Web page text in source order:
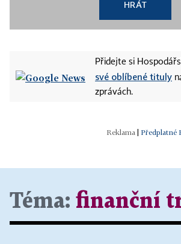
HRÁT
Přidejte si
své oblíbené tituly
zprávách.
Předplatné
Téma: finanční